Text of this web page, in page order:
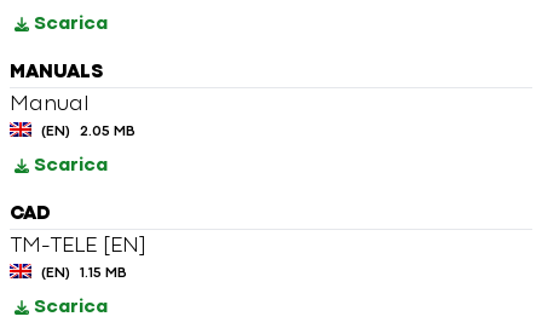
Scarica
MANUALS
Manual
(EN) 2.05 MB
Scarica
CAD
TM-TELE [EN]
(EN) 1.15 MB
Scarica